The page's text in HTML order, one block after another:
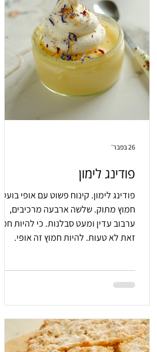
פודינג לימון
פודינג לימון. קינוח פשוט עם אופי בועט.
חמוץ מתוק. שלשה ארבעה מרכיבים,
ערבוב עדין ומעט סבלנות. כי להיות חמוץ
זאת לא טעות. להיות חמוץ זה אופי.
26 בפבר׳